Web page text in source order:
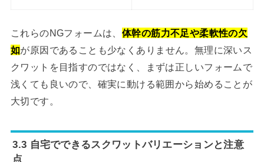
これらのNGフォームは、 体幹の筋力不足や柔軟性の欠
如が原因であることも少なくありません。無理に深いス
クワットを目指すのではなく、まずは正しいフォームで
浅くても良いので、確実に動ける範囲から始めることが
大切です。
3.3 自宅でできるスクワットバリエーションと注意
点